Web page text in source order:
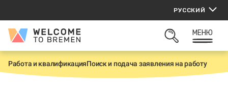
содержанию
РУССКИЙ
Welcome
Bremen
ОТКРЫТЬ
МЕНЮ
Г
л
Работа и квалификацияПоиск и подача заявления на работу